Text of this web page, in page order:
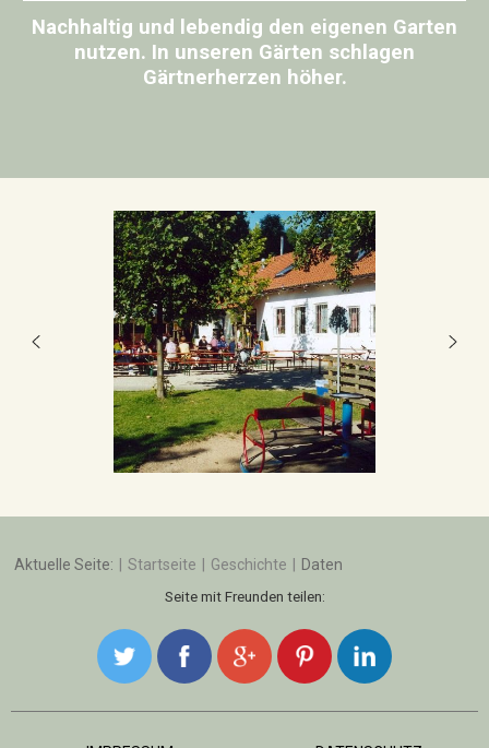
Nachhaltig und lebendig den eigenen Garten
nutzen. In unseren Gärten schlagen
Gärtnerherzen höher.
Aktuelle Seite: Startseite Geschichte Daten
Seite mit Freunden teilen: